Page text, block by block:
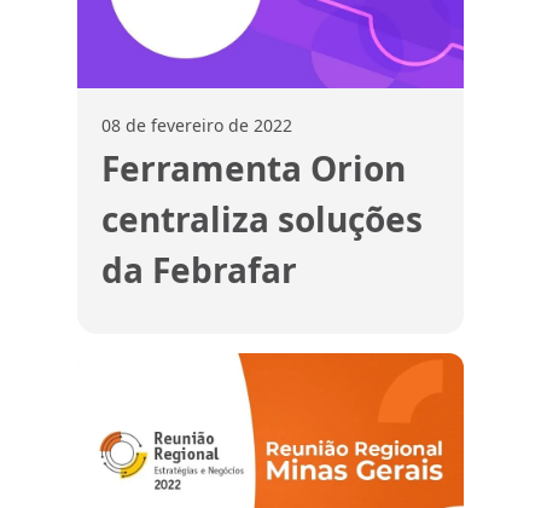
08 de fevereiro de 2022
Ferramenta Orion
centraliza soluções
da Febrafar